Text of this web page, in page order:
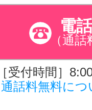
電
（通話
［受付時間］
通話料無料につ